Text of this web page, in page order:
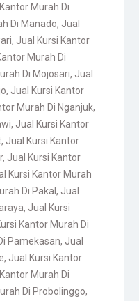
Murah Di
Di Manado, Jual
, Jual Kursi Kantor
Murah Di
Di Mojosari, Jual
, Jual Kursi Kantor
Murah Di Nganjuk,
, Jual Kursi Kantor
, Jual Kursi Kantor
, Jual Kursi Kantor
Kursi Kantor Murah
Di Pakal, Jual
, Jual Kursi
Kantor Murah Di
Pamekasan, Jual
, Jual Kursi Kantor
Murah Di
Di Probolinggo,